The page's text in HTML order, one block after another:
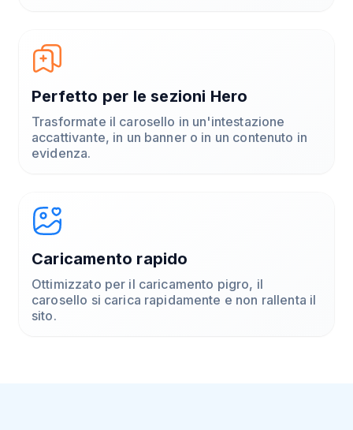
Perfetto per le sezioni Hero
Trasformate il carosello in un'intestazione
accattivante, in un banner o in un contenuto in
evidenza.
Caricamento rapido
Ottimizzato per il caricamento pigro, il
carosello si carica rapidamente e non rallenta il
sito.